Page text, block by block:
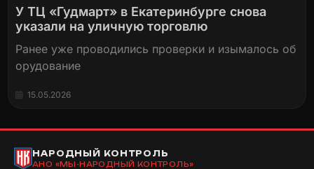
У ТЦ «Гудмарт» в Екатеринбурге снова
указали на уличную торговлю
Ранее уже проводились проверки и изымалось об
орудование
15.05.2026
НАРОДНЫЙ КОНТРОЛЬ
АНО «МЫ-НАРОДНЫЙ КОНТРОЛЬ»